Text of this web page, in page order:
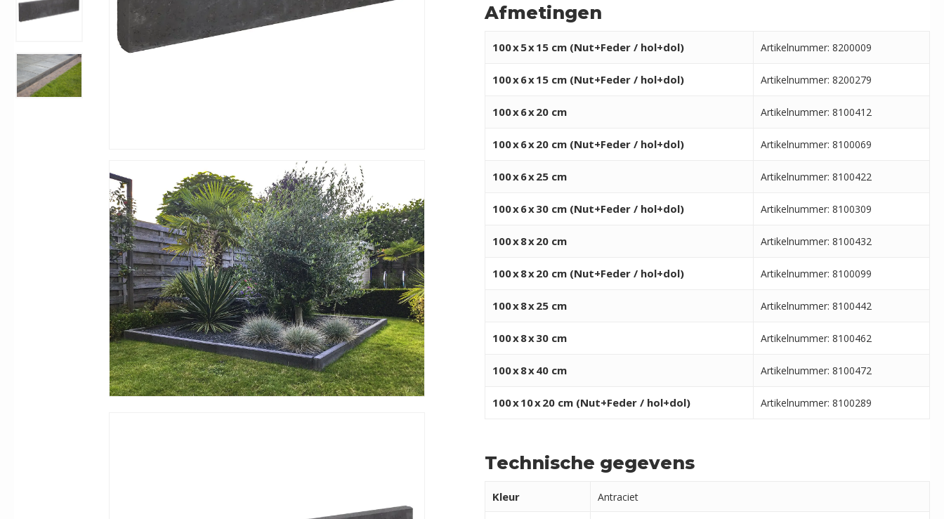
Afmetingen
100x5x15 cm (Nut+Feder / hol+dol) Artikelnummer: 8200009
100x6x15 cm (Nut+Feder / hol+dol) Artikelnummer: 8200279
100x6x20 cm Artikelnummer: 8100412
100x6x20 cm (Nut+Feder / hol+dol) Artikelnummer: 8100069
100x6x25 cm Artikelnummer: 8100422
100x6x30 cm (Nut+Feder / hol+dol) Artikelnummer: 8100309
100x8x20 cm Artikelnummer: 8100432
100x8x20 cm (Nut+Feder / hol+dol) Artikelnummer: 8100099
100x8x25 cm Artikelnummer: 8100442
100x8x30 cm Artikelnummer: 8100462
100x8x40 cm Artikelnummer: 8100472
100x10x20 cm (Nut+Feder / hol+dol) Artikelnummer: 8100289
Technische gegevens
Kleur Antraciet